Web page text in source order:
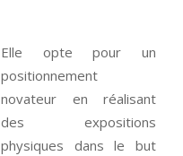
Elle opte pour un
positionnement
novateur en réalisant
des expositions
physiques dans le but